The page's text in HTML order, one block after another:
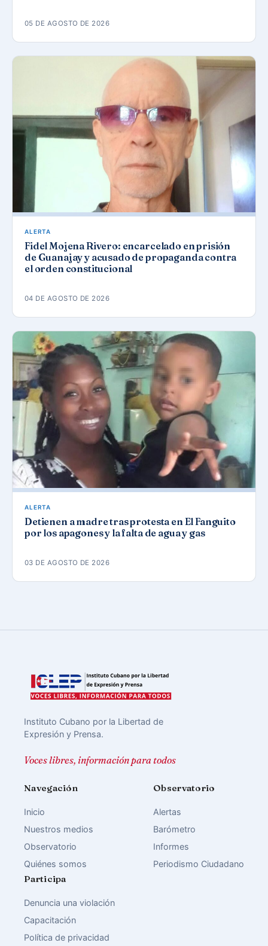
05 DE AGOSTO DE 2026
ALERTA
Fidel Mojena Rivero: encarcelado en prisión
de Guanajay y acusado de propaganda contra
el orden constitucional
04 DE AGOSTO DE 2026
ALERTA
Detienen a madre tras protesta en El Fanguito
por los apagones y la falta de agua y gas
03 DE AGOSTO DE 2026
Instituto Cubano por la Libertad de
Expresión y Prensa.
Voces libres, información para todos
Navegación
Inicio
Nuestros medios
Observatorio
Quiénes somos
Observatorio
Alertas
Barómetro
Informes
Periodismo Ciudadano
Participa
Denuncia una violación
Capacitación
Política de privacidad